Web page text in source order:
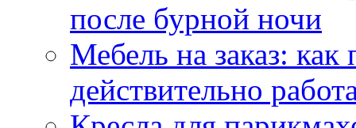
после бурной ночи
Мебель на заказ:
действительно